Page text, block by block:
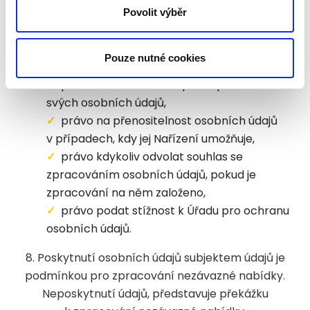
Povolit výběr
Pouze nutné cookies
osobních údajů,
právo na výmaz svých osobních údajů,
osobních údajů,
právo vznést námitku proti zpracování
svých osobních údajů,
právo na přenositelnost osobních údajů
v případech, kdy jej Nařízení umožňuje,
právo kdykoliv odvolat souhlas se
zpracováním osobních údajů, pokud je
zpracování na něm založeno,
právo podat stížnost k Úřadu pro ochranu
osobních údajů.
8. Poskytnutí osobních údajů subjektem údajů je
podmínkou pro zpracování nezávazné nabídky.
Neposkytnutí údajů, představuje překážku